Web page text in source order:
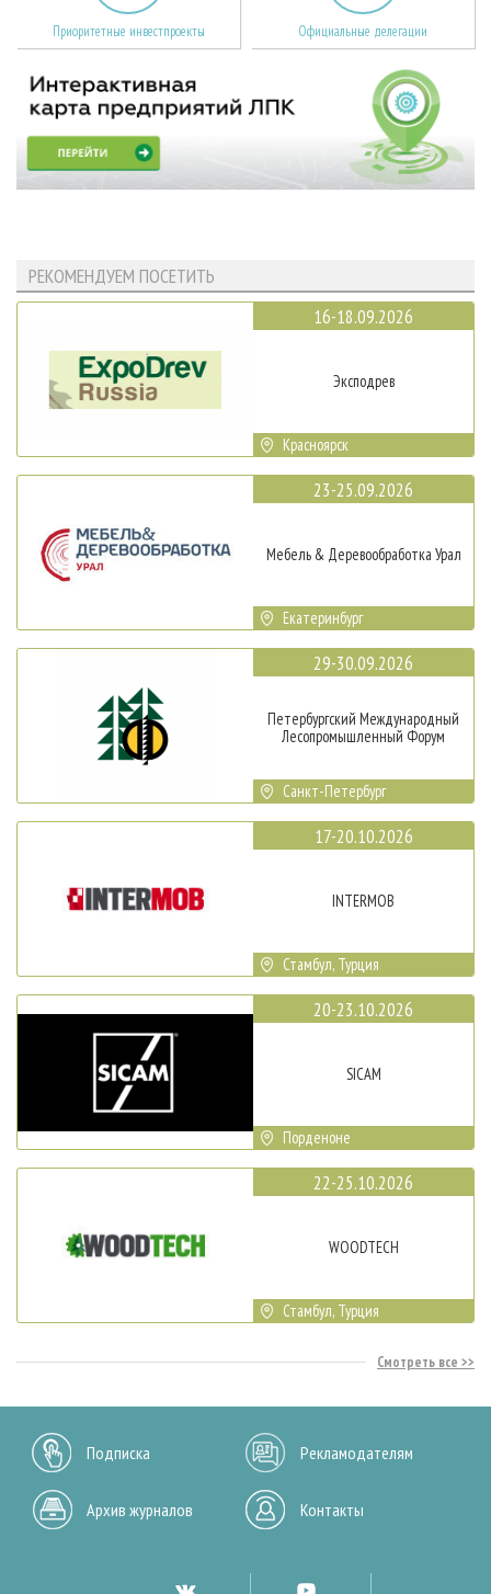
Приоритетные инвестпроекты Официальные делегации
РЕКОМЕНДУЕМ ПОСЕТИТЬ
16-18.09.2026
Эксподрев
Красноярск
23-25.09.2026
Мебель & Деревообработка Урал
Екатеринбург
29-30.09.2026
Петербургский Международный
Лесопромышленный Форум
Санкт-Петербург
17-20.10.2026
INTERMOB
Стамбул, Турция
20-23.10.2026
SICAM
Порденоне
22-25.10.2026
WOODTECH
Стамбул, Турция
Смотреть все
Подписка Рекламодателям
Архив журналов Контакты